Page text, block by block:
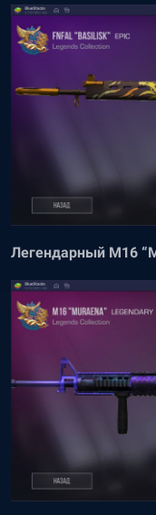
Легендарный M16